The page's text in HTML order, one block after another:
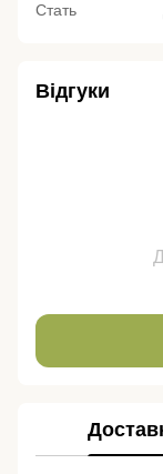
Стать
Відгуки